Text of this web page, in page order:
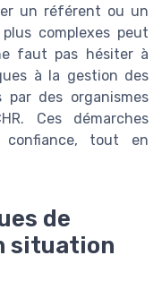
un référent ou un
complexes peut
faut pas hésiter à
à la gestion des
des organismes
Ces démarches
tout en
de
situation